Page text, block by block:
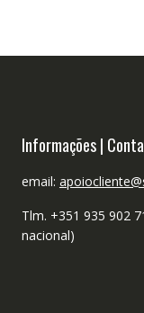
Informações |
email:
Tlm. +351 935 902
nacional)